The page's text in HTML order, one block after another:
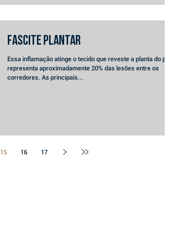
Fascite Plantar
Essa inflamação atinge o tecido que reveste a planta do pé e
representa aproximadamente 20% das lesões entre os
corredores. As principais...
15 16 17